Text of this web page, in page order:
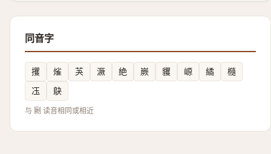
同音字
攫 熦 芵 㵐 絶 嶡 貜 㟲 繘
㰐
鿑
鴃
与 劂 读音相同或相近